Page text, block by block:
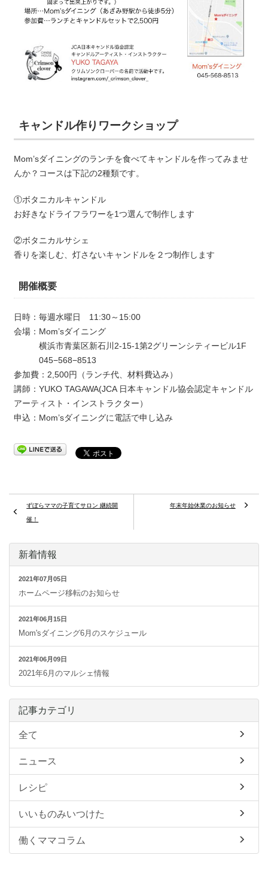
キャンドル作りワークショップ
Mom’sダイニングのランチを食べてキャンドルを作ってみませ
んか？コースは下記の2種類です。
①ボタニカルキャンドル
お好きなドライフラワーを1つ選んで制作します
②ボタニカルサシェ
香りを楽しむ、灯さないキャンドルを２つ制作します
開催概要
日時：毎週水曜日 11:30～15:00
会場：Mom’sダイニング
横浜市青葉区新石川2-15-1第2グリーンシティービル1F
045−568−8513
参加費：2,500円（ランチ代、材料費込み）
講師：YUKO TAGAWA(JCA 日本キャンドル協会認定キャンドル
アーティスト・インストラクター）
申込：Mom’sダイニングに電話で申し込み
ずぼらママの子育てサロン 継続開
催！
年末年始休業のお知らせ
新着情報
2021年07月05日
ホームページ移転のお知らせ
2021年06月15日
Mom'sダイニング6月のスケジュール
2021年06月09日
2021年6月のマルシェ情報
記事カテゴリ
全て
ニュース
レシピ
いいものみいつけた
働くママコラム